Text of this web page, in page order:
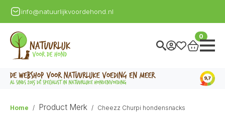
info@natuurlijkvoordehond.nl
0
Home Product Merk Cheezz Churpi hondensnacks